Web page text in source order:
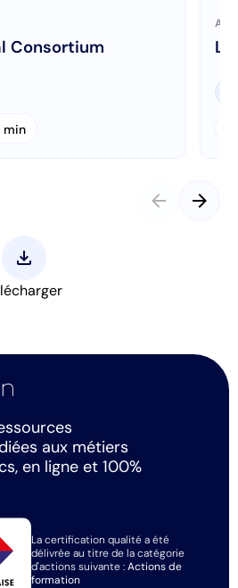
Consortium
min
arrow_back arrow_forward
download
aux métiers
en ligne et 100%
La certification qualité a été
délivrée au titre de la catégorie
d'actions suivante :Actions de
formation